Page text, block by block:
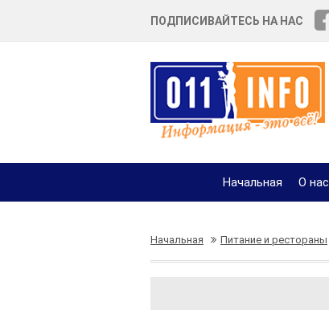
ПОДПИСИВАЙТЕСЬ НА НАС
Начальная О нас
Начальная Питание и рестораны